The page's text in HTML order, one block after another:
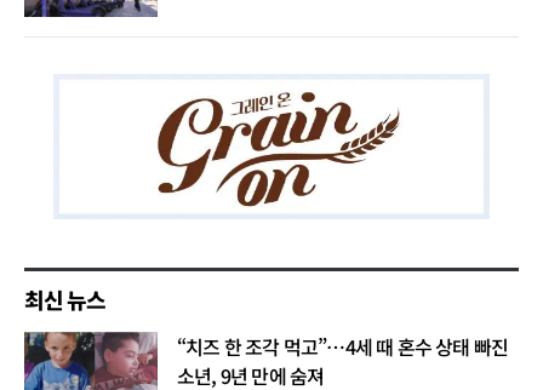
최신 뉴스
“치즈 한 조각 먹고”…4세 때 혼수 상태 빠진
소년, 9년 만에 숨져